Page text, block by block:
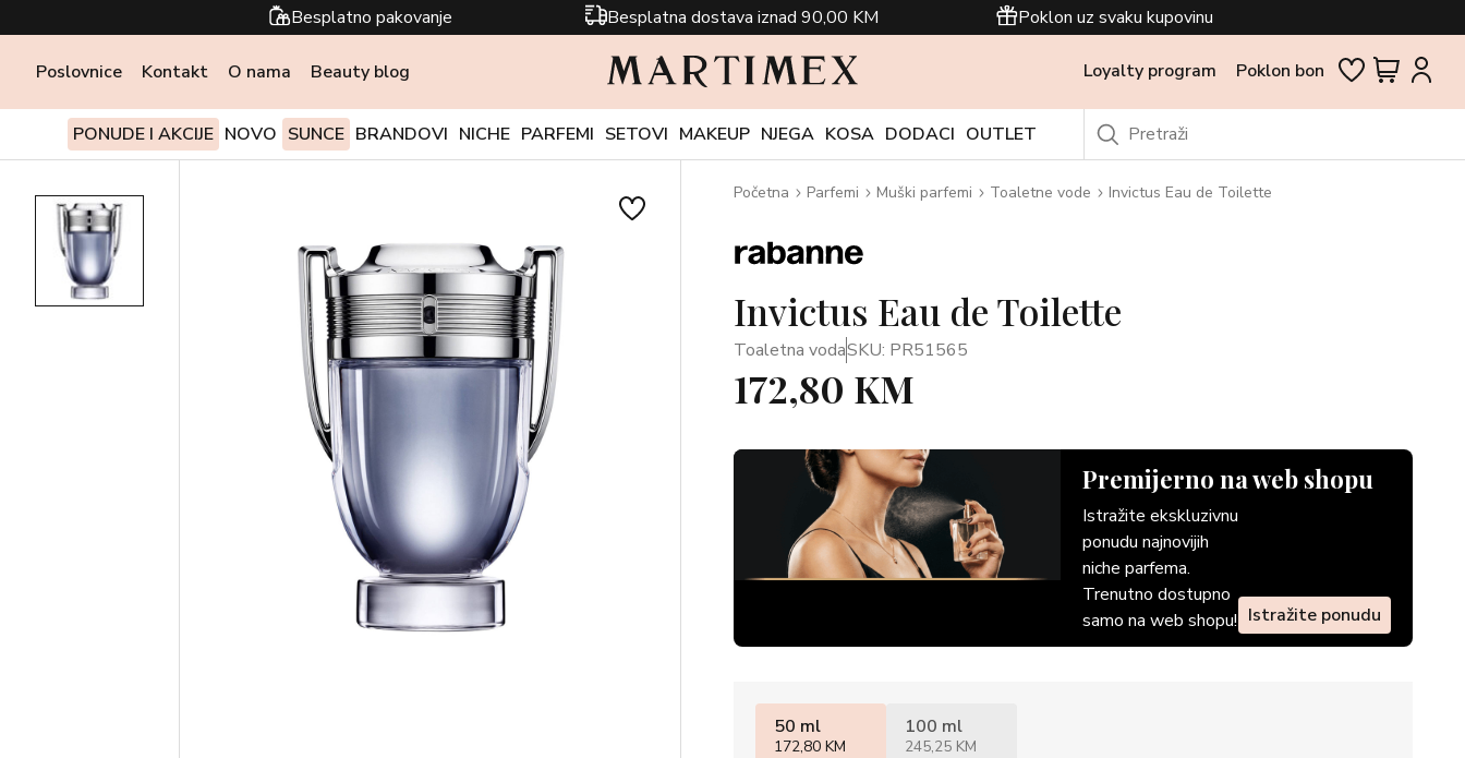
Besplatno pakovanje Besplatna dostava iznad 90,00 KM Poklon uz svaku kupovinu
Poslovnice Kontakt O nama Beauty blog Loyalty program Poklon bon
PONUDE I AKCIJE NOVO SUNCE BRANDOVI NICHE PARFEMI SETOVI MAKEUP NJEGA KOSA DODACI OUTLET
Početna Parfemi Muški parfemi Toaletne vode Invictus Eau de Toilette
Invictus Eau de Toilette
Toaletna vodaSKU: PR51565
172,80 KM
Premijerno na web shopu
Istražite ekskluzivnu
ponudu najnovijih
niche parfema.
Trenutno dostupno
samo na web shopu! Istražite ponudu
50 ml
172,80 KM
100 ml
245,25 KM